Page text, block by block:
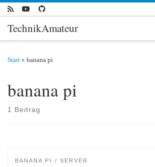
Zum Inhalt springen
TechnikAmateur
Start » banana pi
banana pi
1 Beitrag
BANANA PI SERVER